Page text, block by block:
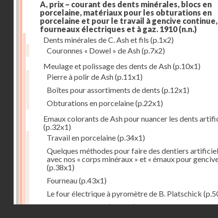
A, prix – courant des dents minérales, blocs en
porcelaine, matériaux pour les obturations en
porcelaine et pour le travail à gencive
fourneaux électriques et à gaz. 1910(n.n.)
Dents minérales de C. Ash et fils (p.1x2)
Couronnes « Dowel » de Ash(p.7x2)
Meulage et polissage des dents de Ash(p.10x1)
Pierre à polir de Ash(p.11x1)
Boîtes pour assortiments de dents (p.12x1)
Obturations en porcelaine(p.22x1)
Emaux colorants de Ash pour nuancer les dents
(p.32x1)
Travail en porcelaine(p.34x1)
Quelques méthodes pour faire des dentiers
avec nos « corps minéraux » et « émaux pour
(p.38x1)
Fourneau(p.43x1)
Le four électrique à pyromètre de B. Platschick
Pyromètre de Ash(p.53x1)